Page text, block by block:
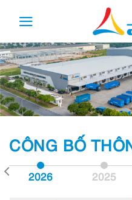
content
CÔNG BỐ
2026 2025